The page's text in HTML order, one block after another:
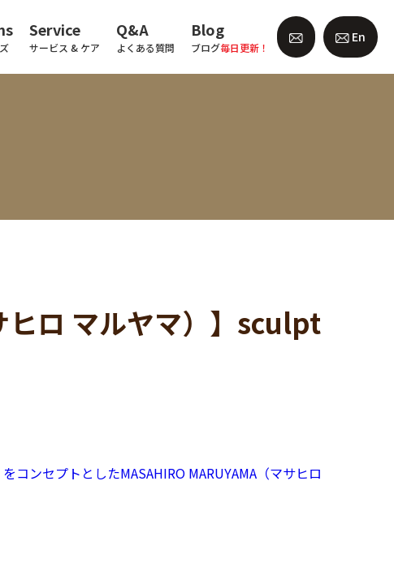
Service
サービス & ケア
Q&A
よくある質問
Blog
ブログ毎日更新！
En
ヒロ マルヤマ）】sculpt
コンセプトとしたMASAHIRO MARUYAMA（マサヒロ